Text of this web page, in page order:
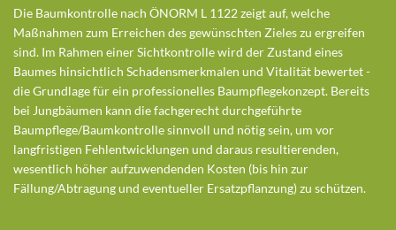
Die Baumkontrolle nach ÖNORM L 1122 zeigt auf, welche
Maßnahmen zum Erreichen des gewünschten Zieles zu ergreifen
sind. Im Rahmen einer Sichtkontrolle wird der Zustand eines
Baumes hinsichtlich Schadensmerkmalen und Vitalität bewertet -
die Grundlage für ein professionelles Baumpflegekonzept. Bereits
bei Jungbäumen kann die fachgerecht durchgeführte
Baumpflege/Baumkontrolle sinnvoll und nötig sein, um vor
langfristigen Fehlentwicklungen und daraus resultierenden,
wesentlich höher aufzuwendenden Kosten (bis hin zur
Fällung/Abtragung und eventueller Ersatzpflanzung) zu schützen.